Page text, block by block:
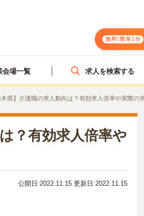
無料!簡単1分
会場一覧 求人を検索する
木県】介護職の求人動向は？有効求人倍率や実際の
？有効求人倍率や
公開日:2022.11.15 更新日:2022.11.15